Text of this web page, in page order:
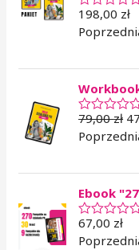
O
c
n
o
0
n
a
198,00 zł
O
c
n
o
0
n
a
79,00zł
Ebook
O
c
67,00 zł